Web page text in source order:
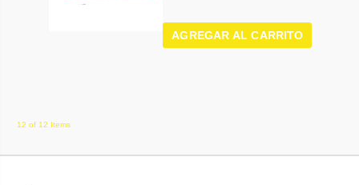
AGREGAR AL CARRITO
12 of 12 Items